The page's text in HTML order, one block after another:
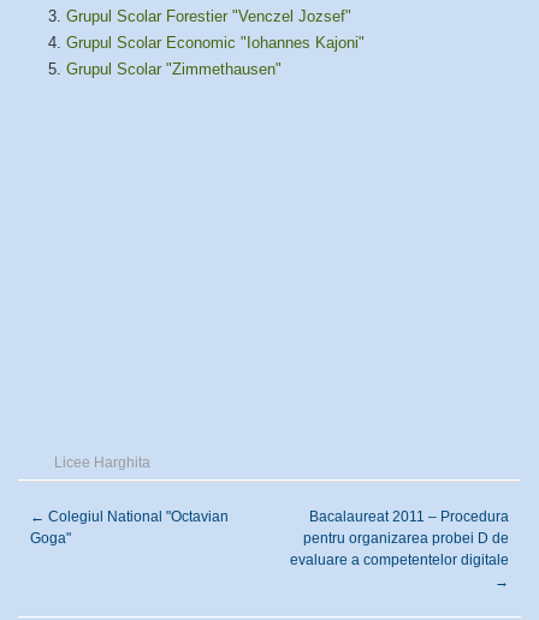
Grupul Scolar Forestier "Venczel Jozsef"
Grupul Scolar Economic "Iohannes Kajoni"
Grupul Scolar "Zimmethausen"
Licee Harghita
← Colegiul National "Octavian
Goga"
Bacalaureat 2011 – Procedura
pentru organizarea probei D de
evaluare a competentelor digitale
→